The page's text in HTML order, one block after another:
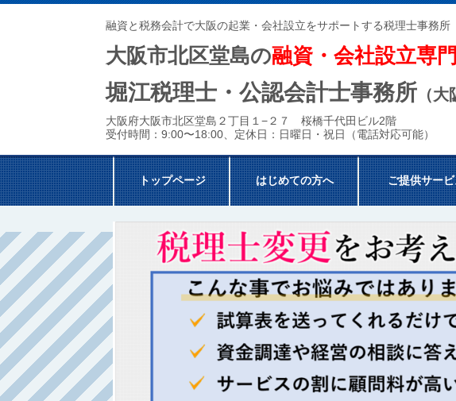
融資と税務会計で大阪の起業・会社設立をサポートする税理士事務所
大阪市北区堂島の融資・会社設立専門
堀江税理士・公認会計士事務所 （
大阪府大阪市北区堂島２丁目１−２７ 桜橋千代田ビル2階
受付時間： 9:00〜18:00、定休日： 日曜日・祝日（電話対応可能）
トップページ はじめての方へ ご提供サー